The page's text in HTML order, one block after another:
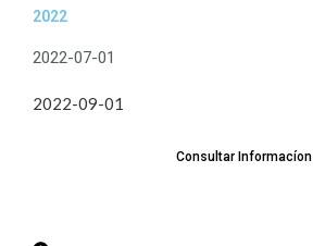
2022
2022-07-01
2022-09-01
Consultar Informacíon